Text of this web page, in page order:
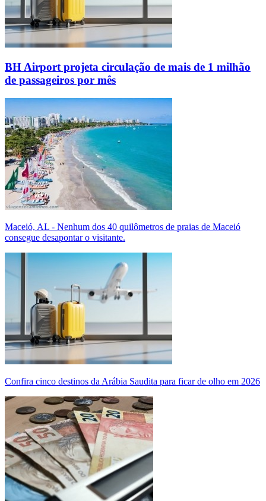
BH Airport projeta circulação de mais de 1 milhão
de passageiros por mês
Maceió, AL - Nenhum dos 40 quilômetros de praias de Maceió
consegue desapontar o visitante.
Confira cinco destinos da Arábia Saudita para ficar de olho em 2026